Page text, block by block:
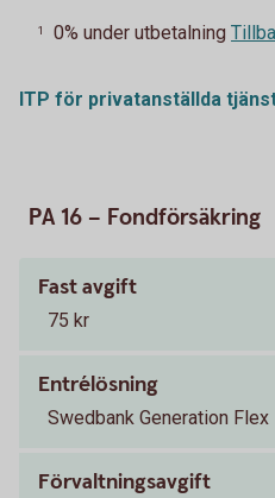
1 0% under utbetalning
ITP för privatanställda
PA 16 – Fondförsäkring
Fast avgift
75 kr
Entrélösning
Swedbank Generation Flex
Förvaltningsavgift